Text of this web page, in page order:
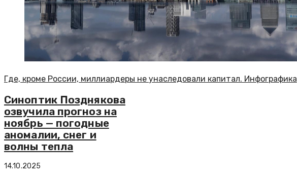
Где, кроме России, миллиардеры не унаследовали капитал. Инфографика
Синоптик Позднякова
озвучила прогноз на
ноябрь — погодные
аномалии, снег и
волны тепла
14.10.2025